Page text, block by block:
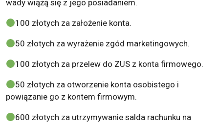
wady wiążą się z jego posiadaniem.
100 złotych za założenie konta.
50 złotych za wyrażenie zgód marketingowych.
100 złotych za przelew do ZUS z konta firmowego.
50 złotych za otworzenie konta osobistego i
powiązanie go z kontem firmowym.
600 złotych za utrzymywanie salda rachunku na